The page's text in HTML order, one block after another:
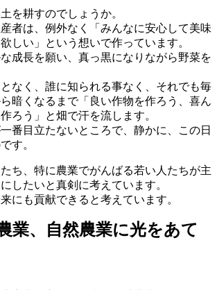
を耕すのでしょうか。
者は、例外なく「みんなに安心して美味
しい」という想いで作っています。
成長を願い、真っ黒になりながら野菜を
なく、誰に知られる事なく、それでも毎
暗くなるまで「良い作物を作ろう、喜ん
ろう」と畑で汗を流します。
番目立たないところで、静かに、この日
す。
ち、特に農業でがんばる若い人たちが主
したいと真剣に考えています。
にも貢献できると考えています。
業、自然農業に光をあて